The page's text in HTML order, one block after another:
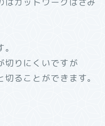
切りにくいですが
ることができます。